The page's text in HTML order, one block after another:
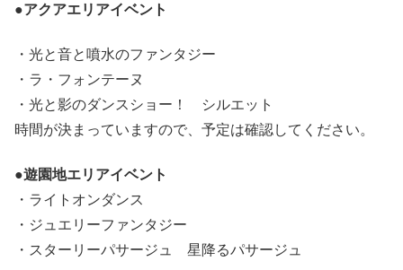
●アクアエリアイベント
・光と音と噴水のファンタジー
・ラ・フォンテーヌ
・光と影のダンスショー！ シルエット
時間が決まっていますので、予定は確認してください。
●遊園地エリアイベント
・ライトオンダンス
・ジュエリーファンタジー
・スターリーパサージュ 星降るパサージュ